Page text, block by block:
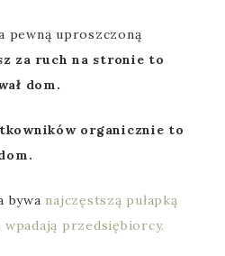
pewną uproszczoną
za ruch na stronie to
dom.
organicznie to
bywa najczęstszą pułapką
przedsiębiorcy.